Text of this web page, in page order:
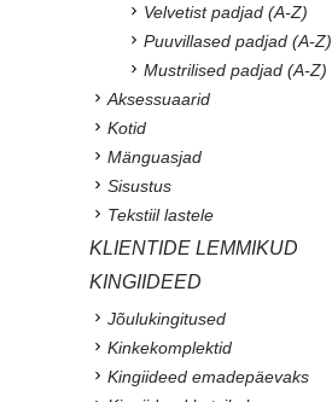
Velvetist padjad (A-Z)
Puuvillased padjad (A-Z)
Mustrilised padjad (A-Z)
Aksessuaarid
Kotid
Mänguasjad
Sisustus
Tekstiil lastele
KLIENTIDE LEMMIKUD
KINGIIDEED
Jõulukingitused
Kinkekomplektid
Kingiideed emadepäevaks